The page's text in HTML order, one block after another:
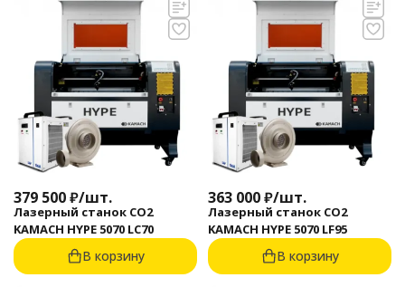
379 500₽/шт.
Лазерный станок CO2
KAMACH HYPE 5070 LC70
В корзину
363 000₽/шт.
Лазерный станок CO2
KAMACH HYPE 5070 LF95
В корзину